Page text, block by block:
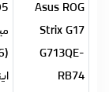
Asus ROG
Strix G17
G713QE-
RB74